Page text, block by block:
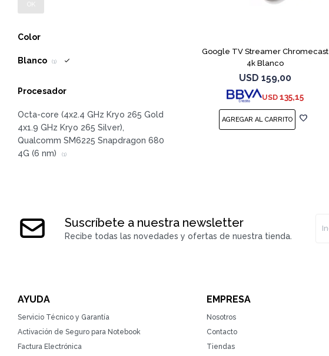
Google TV Streamer Chromecast
4k Blanco
USD 159,00
USD 135,15
OK
Color
Blanco (1)
Procesador
Octa-core (4x2.4 GHz Kryo 265 Gold
4x1.9 GHz Kryo 265 Silver),
Qualcomm SM6225 Snapdragon 680
4G (6 nm)
(1)
Suscríbete a nuestra newsletter
Recibe todas las novedades y ofertas de nuestra tienda.
AYUDA
Servicio Técnico y Garantía
Activación de Seguro para Notebook
Factura Electrónica
EMPRESA
Nosotros
Contacto
Tiendas